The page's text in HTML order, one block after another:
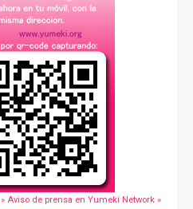
» Aviso de prensa en Yumeki Network »